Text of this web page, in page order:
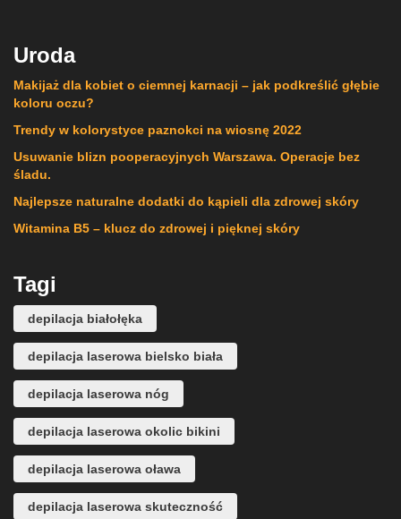
Uroda
Makijaż dla kobiet o ciemnej karnacji – jak podkreślić głębie
koloru oczu?
Trendy w kolorystyce paznokci na wiosnę 2022
Usuwanie blizn pooperacyjnych Warszawa. Operacje bez
śladu.
Najlepsze naturalne dodatki do kąpieli dla zdrowej skóry
Witamina B5 – klucz do zdrowej i pięknej skóry
Tagi
depilacja białołęka
depilacja laserowa bielsko biała
depilacja laserowa nóg
depilacja laserowa okolic bikini
depilacja laserowa oława
depilacja laserowa skuteczność